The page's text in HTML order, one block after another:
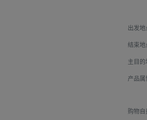
出发地
结束地
主目的
产品属
购物自